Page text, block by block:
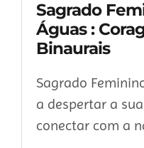
Sagrado
Águas :
Binaurais
Sagrado
a despertar a
conectar com a